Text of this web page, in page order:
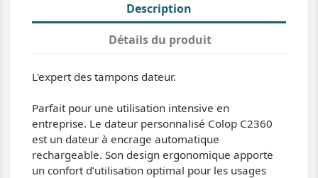
Description
Détails du produit
L'expert des tampons dateur.
Parfait pour une utilisation intensive en
entreprise. Le dateur personnalisé Colop C2360
est un dateur à encrage automatique
rechargeable. Son design ergonomique apporte
un confort d’utilisation optimal pour les usages